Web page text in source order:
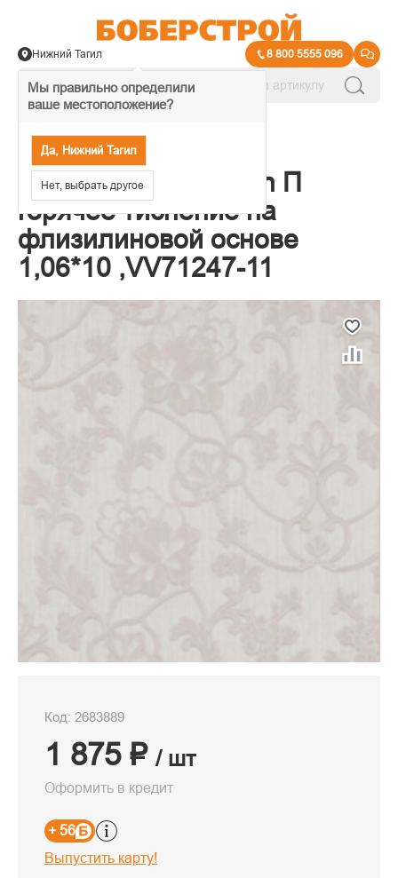
Мы правильно определили
ваше местоположение?
Да, Нижний Тагил
Нет, выбрать другое
Нижний Тагил 8 800 5555 096
Обои VOG Collection П
горячее тиснение на
флизилиновой основе
1,06*10 ,VV71247-11
Код: 2683889
1 875 ₽ / шт
Оформить в кредит
+ 56
Выпустить карту!